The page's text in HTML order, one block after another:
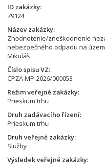
ID zakázky
79124
Název zakázky
Zhodnotenie/zneškodnenie
nebezpečného odpadu na
Mikuláš
Číslo spisu VZ
CPZA-MP-2026/000053
Režim veřejné zakázky
Prieskum trhu
Druh zadávacího řízení
Prieskum trhu
Druh veřejné zakázky
Služby
Výsledek veřejné zakázky